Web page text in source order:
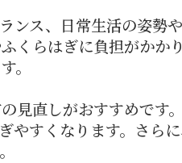
ス、日常生活の姿勢
らはぎに負担がかか
。
見直しがおすすめです
すくなります。さら